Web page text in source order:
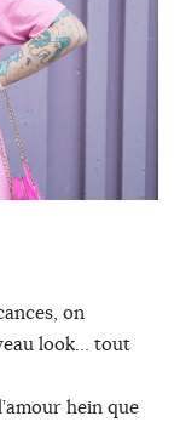
on
look… tout
hein que